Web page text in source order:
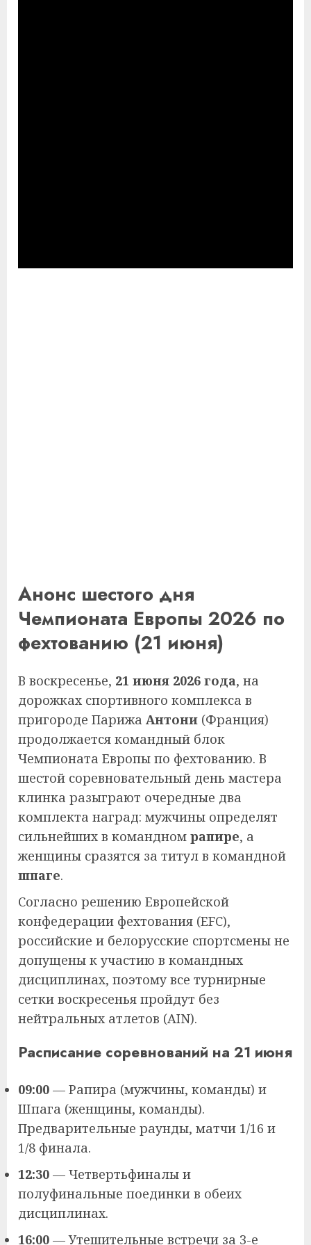
Анонс шестого дня
Чемпионата Европы 2026 по
фехтованию (21 июня)
В воскресенье, 21 июня 2026 года, на
дорожках спортивного комплекса в
пригороде Парижа Антони (Франция)
продолжается командный блок
Чемпионата Европы по фехтованию. В
шестой соревновательный день мастера
клинка разыграют очередные два
комплекта наград: мужчины определят
сильнейших в командном рапире, а
женщины сразятся за титул в командной
шпаге.
Согласно решению Европейской
конфедерации фехтования (EFC),
российские и белорусские спортсмены не
допущены к участию в командных
дисциплинах, поэтому все турнирные
сетки воскресенья пройдут без
нейтральных атлетов (AIN).
Расписание соревнований на 21 июня
09:00 — Рапира (мужчины, команды) и
Шпага (женщины, команды).
Предварительные раунды, матчи 1/16 и
1/8 финала.
12:30 — Четвертьфиналы и
полуфинальные поединки в обеих
дисциплинах.
16:00 — Утешительные встречи за 3-е